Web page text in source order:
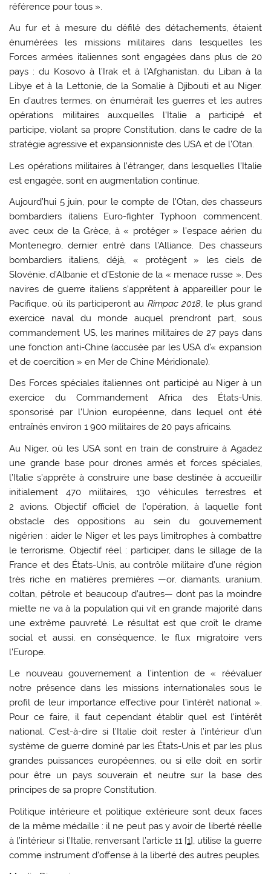
référence pour tous ».
Au fur et à mesure du défilé des détachements, étaient
énumérées les missions militaires dans lesquelles les
Forces armées italiennes sont engagées dans plus de 20
pays : du Kosovo à l’Irak et à l’Afghanistan, du Liban à la
Libye et à la Lettonie, de la Somalie à Djibouti et au Niger.
En d’autres termes, on énumérait les guerres et les autres
opérations militaires auxquelles l’Italie a participé et
participe, violant sa propre Constitution, dans le cadre de la
stratégie agressive et expansionniste des USA et de l’Otan.
Les opérations militaires à l’étranger, dans lesquelles l’Italie
est engagée, sont en augmentation continue.
Aujourd’hui 5 juin, pour le compte de l’Otan, des chasseurs
bombardiers italiens Euro-fighter Typhoon commencent,
avec ceux de la Grèce, à « protéger » l’espace aérien du
Montenegro, dernier entré dans l’Alliance. Des chasseurs
bombardiers italiens, déjà, « protègent » les ciels de
Slovénie, d’Albanie et d’Estonie de la « menace russe ». Des
navires de guerre italiens s’apprêtent à appareiller pour le
Pacifique, où ils participeront au Rimpac 2018, le plus grand
exercice naval du monde auquel prendront part, sous
commandement US, les marines militaires de 27 pays dans
une fonction anti-Chine (accusée par les USA d’« expansion
et de coercition » en Mer de Chine Méridionale).
Des Forces spéciales italiennes ont participé au Niger à un
exercice du Commandement Africa des États-Unis,
sponsorisé par l’Union européenne, dans lequel ont été
entraînés environ 1 900 militaires de 20 pays africains.
Au Niger, où les USA sont en train de construire à Agadez
une grande base pour drones armés et forces spéciales,
l’Italie s’apprête à construire une base destinée à accueillir
initialement 470 militaires, 130 véhicules terrestres et
2 avions. Objectif officiel de l’opération, à laquelle font
obstacle des oppositions au sein du gouvernement
nigérien : aider le Niger et les pays limitrophes à combattre
le terrorisme. Objectif réel : participer, dans le sillage de la
France et des États-Unis, au contrôle militaire d’une région
très riche en matières premières —or, diamants, uranium,
coltan, pétrole et beaucoup d’autres— dont pas la moindre
miette ne va à la population qui vit en grande majorité dans
une extrême pauvreté. Le résultat est que croît le drame
social et aussi, en conséquence, le flux migratoire vers
l’Europe.
Le nouveau gouvernement a l’intention de « réévaluer
notre présence dans les missions internationales sous le
profil de leur importance effective pour l’intérêt national ».
Pour ce faire, il faut cependant établir quel est l’intérêt
national. C’est-à-dire si l’Italie doit rester à l’intérieur d’un
système de guerre dominé par les États-Unis et par les plus
grandes puissances européennes, ou si elle doit en sortir
pour être un pays souverain et neutre sur la base des
principes de sa propre Constitution.
Politique intérieure et politique extérieure sont deux faces
de la même médaille : il ne peut pas y avoir de liberté réelle
à l’intérieur si l’Italie, renversant l’article 11 [1], utilise la guerre
comme instrument d’offense à la liberté des autres peuples.